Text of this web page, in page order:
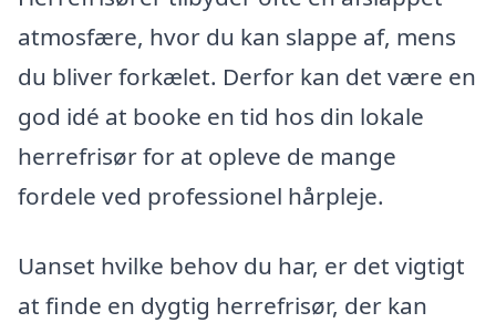
atmosfære, hvor du kan slappe af, mens
du bliver forkælet. Derfor kan det være en
god idé at booke en tid hos din lokale
herrefrisør for at opleve de mange
fordele ved professionel hårpleje.
Uanset hvilke behov du har, er det vigtigt
at finde en dygtig herrefrisør, der kan